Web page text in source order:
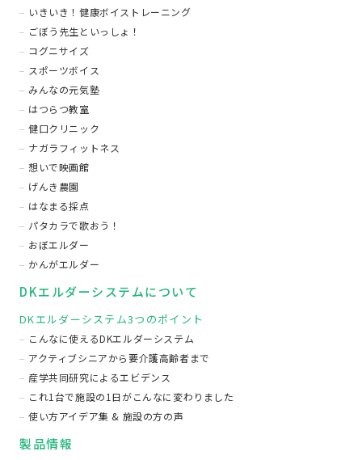
いきいき！健康ボイストレーニング
ごぼう先生といっしょ！
コグニサイズ
スポーツボイス
みんなの元気塾
はつらつ教室
健口クリニック
ナガラフィットネス
想いで映画館
げんき農園
はなまる採点
パタカラで歌おう！
おぼエルダー
かんがエルダー
DKエルダーシステムについて
DKエルダーシステム3つのポイント
こんなに使えるDKエルダーシステム
アクティブシニアから要介護高齢者まで
産学共同研究によるエビデンス
これ1台で施設の1日がこんなに変わりました
使い方アイデア集 & 施設の方の声
製品情報